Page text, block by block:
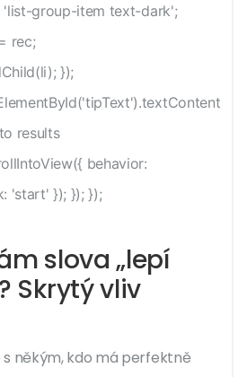
'list-group-item text-dark';
rec;
});
results
behavior:
'start' }); }); });
slova „lepí
Skrytý vliv
někým, kdo má perfektně